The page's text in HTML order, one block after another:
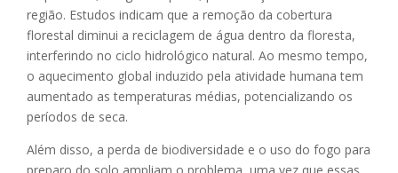
região. Estudos indicam que a remoção da cobertura
florestal diminui a reciclagem de água dentro da floresta,
interferindo no ciclo hidrológico natural. Ao mesmo tempo,
o aquecimento global induzido pela atividade humana tem
aumentado as temperaturas médias, potencializando os
períodos de seca.
Além disso, a perda de biodiversidade e o uso do fogo para